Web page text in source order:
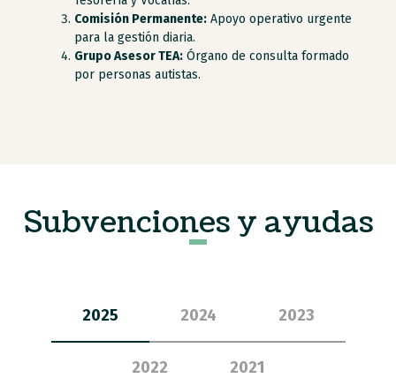
Comisión Permanente: Apoyo operativo urgente
para la gestión diaria.
Grupo Asesor TEA: Órgano de consulta formado
por personas autistas.
Subvenciones y ayudas
2025 2024 2023
2022 2021